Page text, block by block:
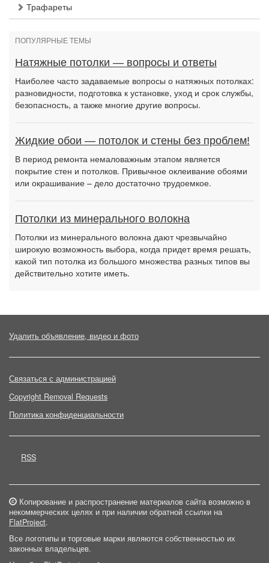
Трафареты
ПОПУЛЯРНЫЕ ТЕМЫ
Натяжные потолки — вопросы и ответы
Наиболее часто задаваемые вопросы о натяжных потолках:
разновидности, подготовка к установке, уход и срок службы,
безопасность, а также многие другие вопросы.
Жидкие обои — потолок и стены без проблем!
В период ремонта немаловажным этапом является
покрытие стен и потолков. Привычное оклеивание обоями
или окрашивание – дело достаточно трудоемкое.
Потолки из минерального волокна
Потолки из минерального волокна дают чрезвычайно
широкую возможность выбора, когда придет время решать,
какой тип потолка из большого множества разных типов вы
действительно хотите иметь.
Удалить объявление, видео и фото
Связаться с администрацией
Copyright Removal Requests
Политика конфиденциальности
RSS
Копирование и распространение материалов сайта возможно в
некоммерческих целях и при наличии обратной ссылки на
FlatProject.
Все логотипы и торговые марки являются собственностью их
законных владельцев.